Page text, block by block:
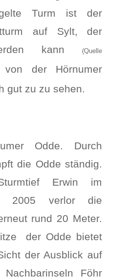
Turm ist der
auf Sylt, der
kann(Quelle
der Hörnumer
gut zu zu sehen.
Odde. Durch
die Odde ständig.
Erwin im
2005 verlor die
rund 20 Meter.
der Odde bietet
der Ausblick auf
Föhr